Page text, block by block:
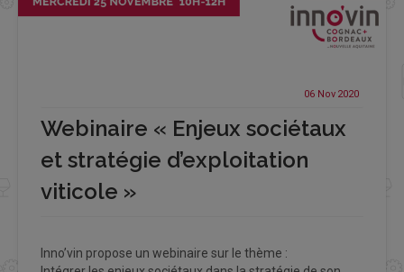
06 Nov 2020
Webinaire « Enjeux sociétaux
et stratégie d’exploitation
viticole »
Inno’vin propose un webinaire sur le thème :